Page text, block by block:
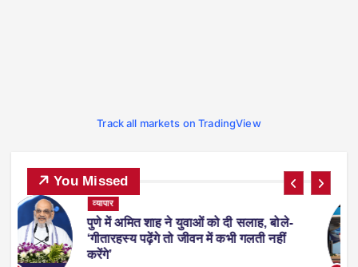
Track all markets on TradingView
You Missed
फीफा वर्ल्ड कप 2026 से लौटते समय एरलिंग
हालैंड अपने साथ ले आए ‘व्हिस्की रैकून’, वजह